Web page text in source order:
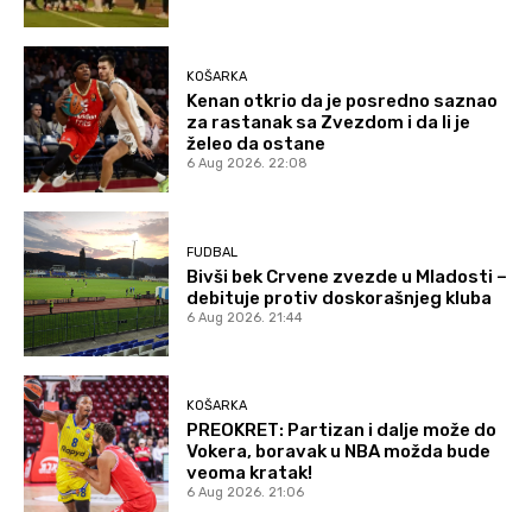
KOŠARKA
Kenan otkrio da je posredno saznao
za rastanak sa Zvezdom i da li je
želeo da ostane
6 Aug 2026. 22:08
FUDBAL
Bivši bek Crvene zvezde u Mladosti –
debituje protiv doskorašnjeg kluba
6 Aug 2026. 21:44
KOŠARKA
PREOKRET: Partizan i dalje može do
Vokera, boravak u NBA možda bude
veoma kratak!
6 Aug 2026. 21:06